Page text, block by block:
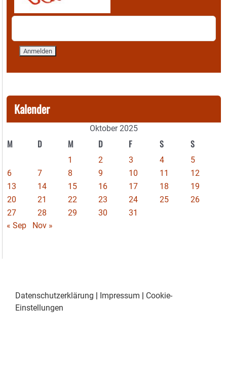
Kalender
Oktober 2025
M D M D F S S
1 2 3 4
5
6
7 8 9 10 11
12
13
14 15 16 17 18
19
20
21 22 23 24 25
26
27
28 29 30
31
« Sep
Nov »
Datenschutzerklärung Impressum
Cookie-
Einstellungen